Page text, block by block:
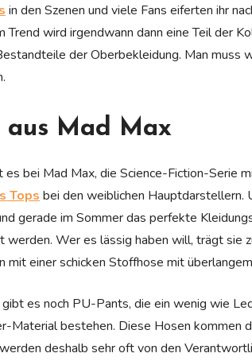
in den Szenen und viele Fans eiferten ihr
Trend wird irgendwann dann eine Teil der
der Oberbekleidung. Man muss
aus Mad Max
es bei Mad Max, die Science-Fiction-Serie
Tops bei den weiblichen Hauptdarstellern.
gerade im Sommer das perfekte
werden. Wer es lässig haben will, trägt sie
mit einer schicken Stoffhose mit
gibt es noch PU-Pants, die ein wenig wie
Material bestehen. Diese Hosen kommen
deshalb sehr oft von den